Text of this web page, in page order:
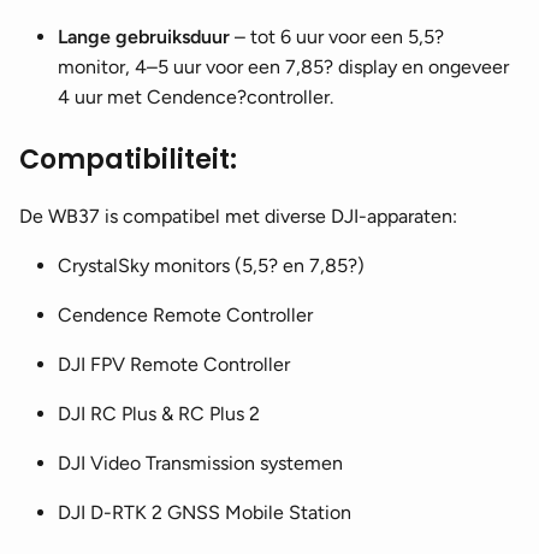
Lange gebruiksduur – tot 6 uur voor een 5,5?
monitor, 4–5 uur voor een 7,85? display en ongeveer
4 uur met Cendence?controller.
Compatibiliteit:
De WB37 is compatibel met diverse DJI-apparaten:
CrystalSky monitors (5,5? en 7,85?)
Cendence Remote Controller
DJI FPV Remote Controller
DJI RC Plus & RC Plus 2
DJI Video Transmission systemen
DJI D-RTK 2 GNSS Mobile Station